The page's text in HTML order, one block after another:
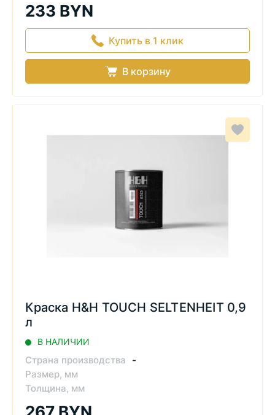
233 BYN
Купить в 1 клик
В корзину
Краска H&H TOUCH SELTENHEIT 0,9
л
В НАЛИЧИИ
Страна производства
-
Размер, мм
Толщина, мм